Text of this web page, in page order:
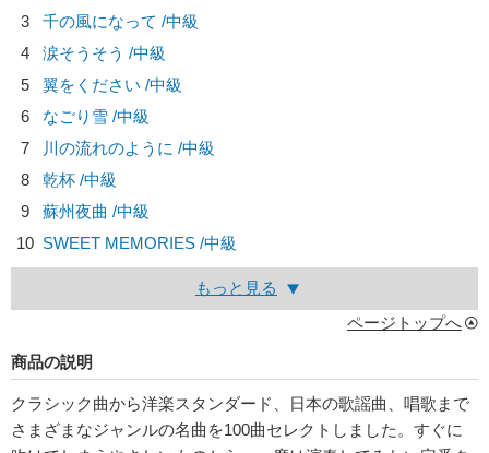
3
千の風になって /中級
4
涙そうそう /中級
5
翼をください /中級
6
なごり雪 /中級
7
川の流れのように /中級
8
乾杯 /中級
9
蘇州夜曲 /中級
10 SWEET MEMORIES /中級
もっと見る
ページトップへ
商品の説明
クラシック曲から洋楽スタンダード、日本の歌謡曲、唱歌まで
さまざまなジャンルの名曲を100曲セレクトしました。すぐに